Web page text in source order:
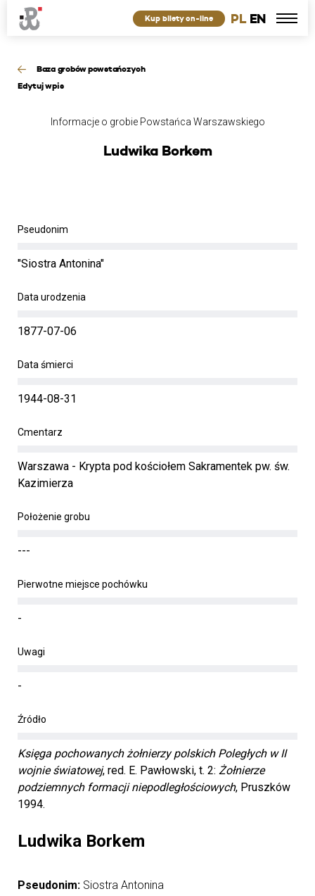
PL EN
Kup bilety on-line
Baza grobów powstańczych
Edytuj wpis
Informacje o grobie Powstańca Warszawskiego
Ludwika Borkem
Pseudonim
"Siostra Antonina"
Data urodzenia
1877-07-06
Data śmierci
1944-08-31
Cmentarz
Warszawa - Krypta pod kościołem Sakramentek pw. św.
Kazimierza
Położenie grobu
---
Pierwotne miejsce pochówku
-
Uwagi
-
Źródło
Księga pochowanych żołnierzy polskich Poległych w II
wojnie światowej, red. E. Pawłowski, t. 2: Żołnierze
podziemnych formacji niepodległościowych, Pruszków
1994.
Ludwika Borkem
Pseudonim: Siostra Antonina